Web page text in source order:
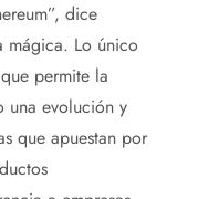
dice
mágica. Lo único
permite la
una evolución y
que apuestan por